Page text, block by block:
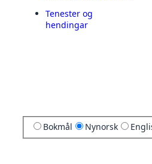
Tenester og
hendingar
Bokmål Nynorsk